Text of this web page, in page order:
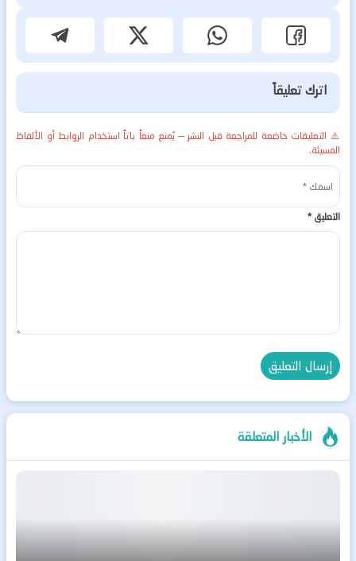
اترك تعليقاً
⚠️ التعليقات خاضعة للمراجعة قبل النشر — يُمنع منعاً باتاً استخدام الروابط أو الألفاظ
المسيئة.
التعليق*
الأخبار المتعلقة